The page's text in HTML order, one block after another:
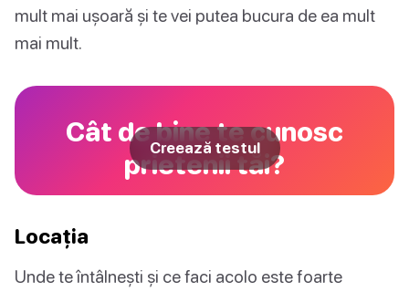
mult mai ușoară și te vei putea bucura de ea mult
mai mult.
Cât de bine te cunosc
prietenii tăi?
Creează testul
Locația
Unde te întâlnești și ce faci acolo este foarte